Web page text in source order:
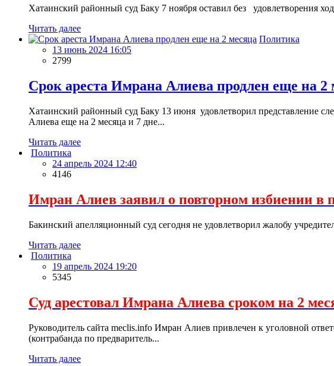
Хатаинский районный суд Баку 7 ноября оставил без удовлетворения
Читать далее
Политика
13 июнь 2024 16:05
2799
Срок ареста Имрана Алиева продлен еще на 2
Хатаинский районный суд Баку 13 июня удовлетворил представление
Алиева еще на 2 месяца и 7 дне...
Читать далее
Политика
24 апрель 2024 12:40
4146
Имран Алиев заявил о повторном избиении в
Бакинский апелляционный суд сегодня не удовлетворил жалобу
Читать далее
Политика
19 апрель 2024 19:20
5345
Суд арестовал Имрана Алиева сроком на 2
Руководитель сайта meclis.info Имран Алиев привлечен к уголовной
(контрабанда по предваритель...
Читать далее